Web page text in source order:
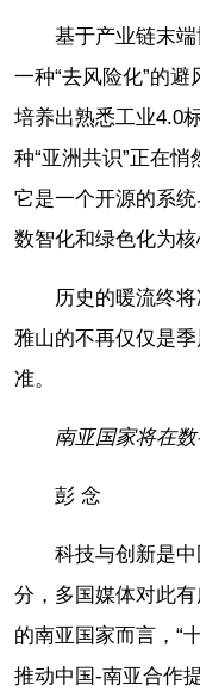
基于产业链末
一种“去风险化”的
培养出熟悉工业4.0
种“亚洲共识”正在悄
它是一个开源的系
数智化和绿色化为核
历史的暖流终
雅山的不再仅仅是
准。
南亚国家将在
彭 念
科技与创新是
分，多国媒体对此
的南亚国家而言，“
推动中国-南亚合作